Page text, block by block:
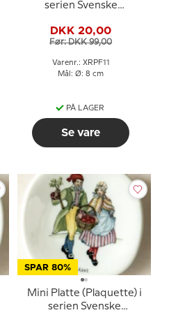
serien Svenske
Medelpad
DKK 20,00
Før: DKK 99,00
Varenr.: XRPF11
Mål: Ø: 8 cm
PÅ LAGER
Se vare
SPAR 80%
Mini Platte (Plaquette) i
serien Svenske